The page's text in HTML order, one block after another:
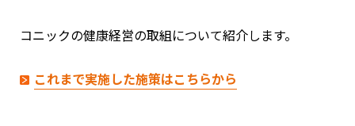
コニックの健康経営の取組について紹介します。
これまで実施した施策はこちらから